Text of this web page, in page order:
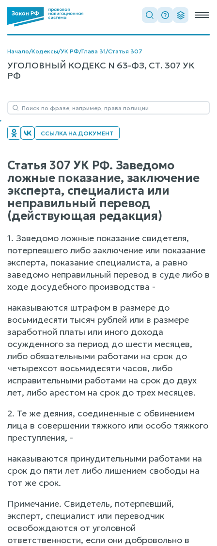
Начало/Кодексы/УК РФ/Глава 31/Статья 307
УГОЛОВНЫЙ КОДЕКС N 63-ФЗ, СТ. 307 УК
РФ
ССЫЛКА НА ДОКУМЕНТ
Статья 307 УК РФ. Заведомо
ложные показание, заключение
эксперта, специалиста или
неправильный перевод
(действующая редакция)
1. Заведомо ложные показание свидетеля,
потерпевшего либо заключение или показание
эксперта, показание специалиста, а равно
заведомо неправильный перевод в суде либо в
ходе досудебного производства -
наказываются штрафом в размере до
восьмидесяти тысяч рублей или в размере
заработной платы или иного дохода
осужденного за период до шести месяцев,
либо обязательными работами на срок до
четырехсот восьмидесяти часов, либо
исправительными работами на срок до двух
лет, либо арестом на срок до трех месяцев.
2. Те же деяния, соединенные с обвинением
лица в совершении тяжкого или особо тяжкого
преступления, -
наказываются принудительными работами на
срок до пяти лет либо лишением свободы на
тот же срок.
Примечание. Свидетель, потерпевший,
эксперт, специалист или переводчик
освобождаются от уголовной
ответственности, если они добровольно в